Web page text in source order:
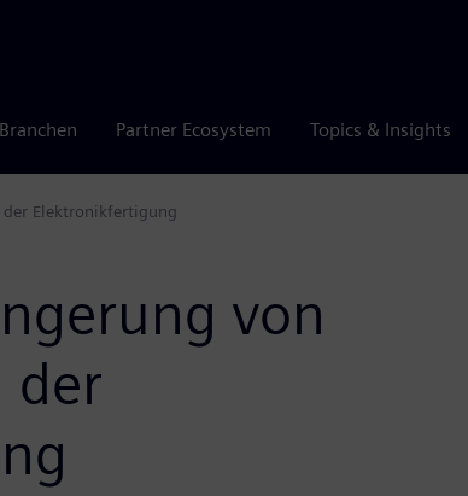
Branchen Partner Ecosystem Topics & Insights
Elektronikfertigung
von
der